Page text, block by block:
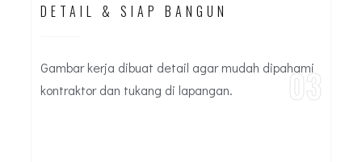
DETAIL & SIAP BANGUN
Gambar kerja dibuat detail agar mudah dipahami
kontraktor dan tukang di lapangan.
03